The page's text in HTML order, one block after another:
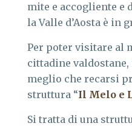
mite e accogliente e
la Valle d’Aosta è in
Per poter visitare al
cittadine valdostane,
meglio che recarsi
struttura “Il Melo e
Si tratta di una